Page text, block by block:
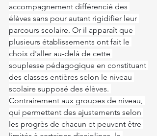
accompagnement différencié des
élèves sans pour autant rigidifier leur
parcours scolaire. Or il apparaît que
plusieurs établissements ont fait le
choix d'aller au-delà de cette
souplesse pédagogique en constituant
des classes entières selon le niveau
scolaire supposé des élèves.
Contrairement aux groupes de niveau,
qui permettent des ajustements selon
les progrès de chacun et peuvent être